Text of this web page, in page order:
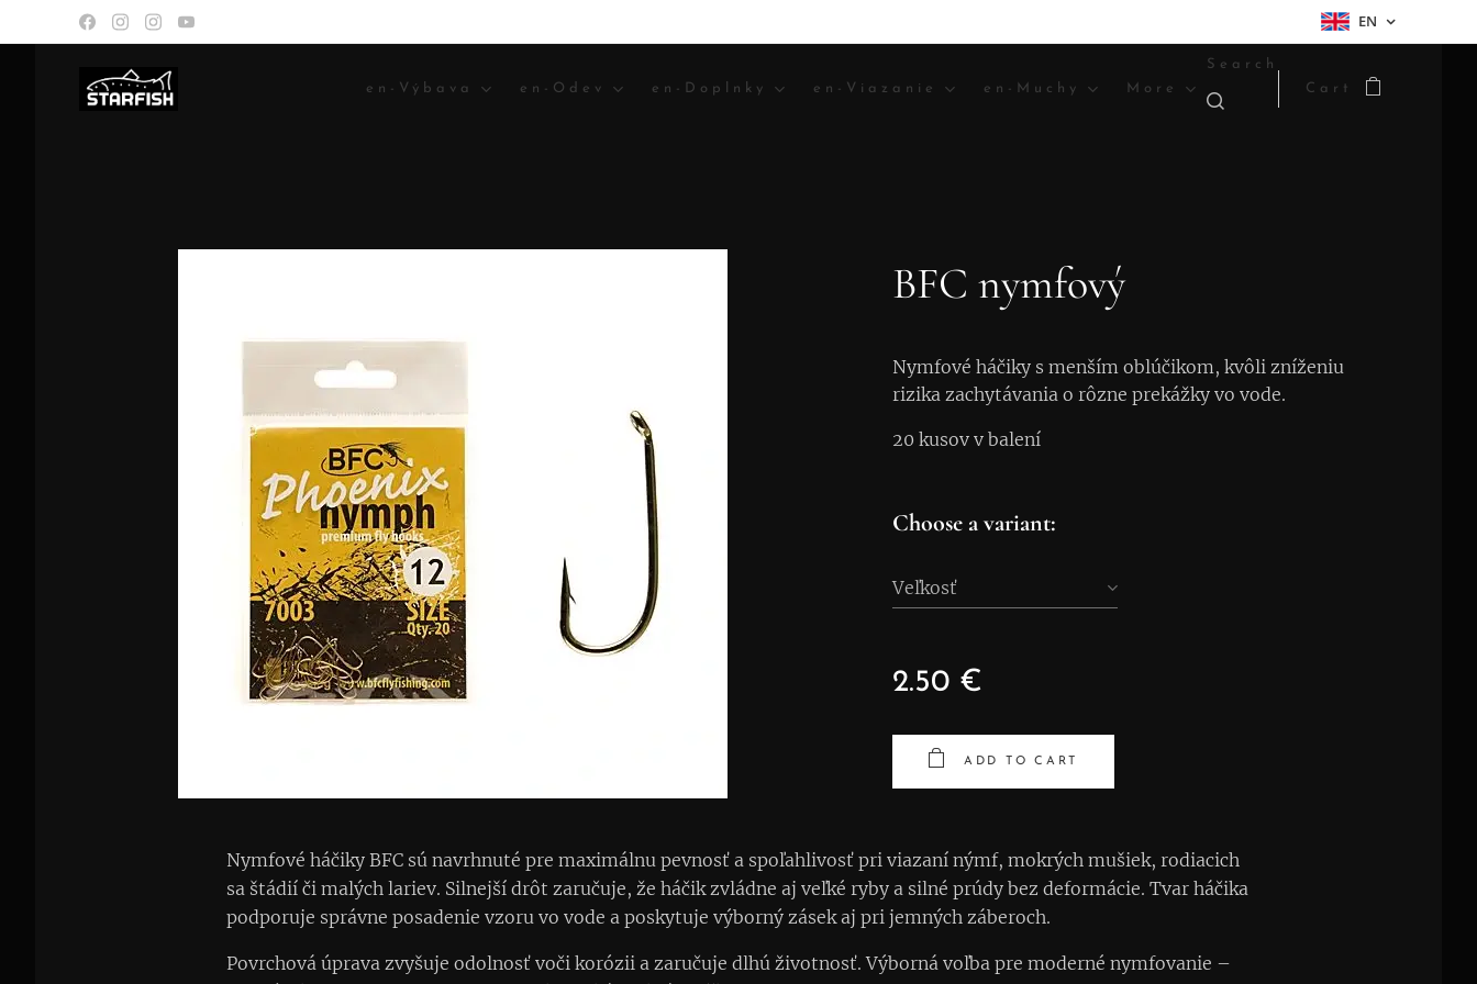
EN
en-Výbava en-Odev en-Doplnky en-Viazanie en-Muchy More
Search
Cart
BFC nymfový
Nymfové háčiky s menším oblúčikom, kvôli zníženiu
rizika zachytávania o rôzne prekážky vo vode.
20 kusov v balení
Choose a variant:
Veľkosť
2.50 €
ADD TO CART
Nymfové háčiky BFC sú navrhnuté pre maximálnu pevnosť a spoľahlivosť pri viazaní nýmf, mokrých mušiek, rodiacich
sa štádií či malých lariev. Silnejší drôt zaručuje, že háčik zvládne aj veľké ryby a silné prúdy bez deformácie. Tvar háčika
podporuje správne posadenie vzoru vo vode a poskytuje výborný zásek aj pri jemných záberoch.
Povrchová úprava zvyšuje odolnosť voči korózii a zaručuje dlhú životnosť. Výborná voľba pre moderné nymfovanie –